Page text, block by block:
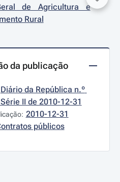
de Agricultura e
Rural
da publicação
Diário da República n.º
II de 2010-12-31
2010-12-31
públicos